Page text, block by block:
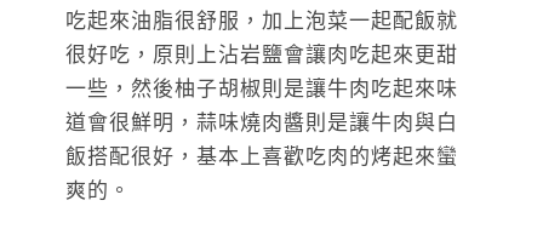
吃起來油脂很舒服，加上泡菜一起配飯就
很好吃，原則上沾岩鹽會讓肉吃起來更甜
一些，然後柚子胡椒則是讓牛肉吃起來味
道會很鮮明，蒜味燒肉醬則是讓牛肉與白
飯搭配很好，基本上喜歡吃肉的烤起來蠻
爽的。